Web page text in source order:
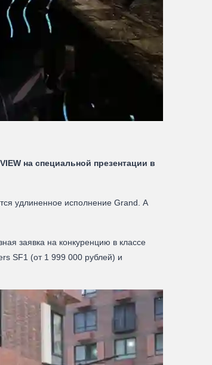
на специальной презентации в
удлиненное исполнение Grand. А
заявка на конкуренцию в классе
SF1 (от 1 999 000 рублей) и